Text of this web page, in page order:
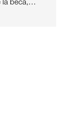
la beca,…